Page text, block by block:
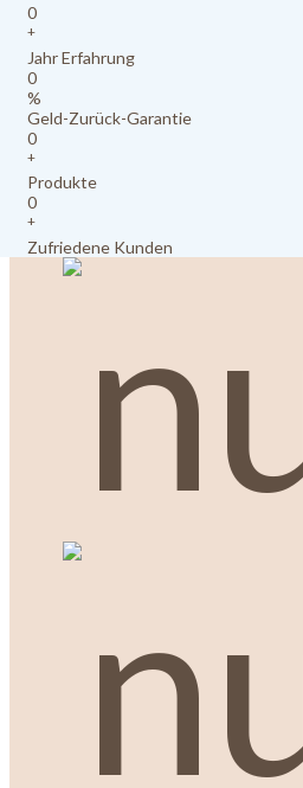
0
+
Jahr Erfahrung
0
%
Geld-Zurück-Garantie
0
+
Produkte
0
+
Zufriedene Kunden